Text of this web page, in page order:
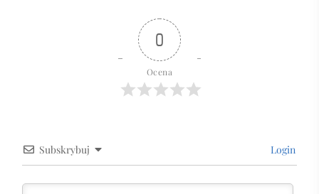
0
Ocena
Subskrybuj Login